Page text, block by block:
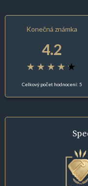
Konečná známka
4.2
Celkový počet hodnocení: 5